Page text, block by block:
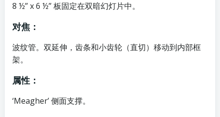
8 ½” x 6 ½” 板固定在双暗幻灯片中。
对焦：
波纹管。双延伸，齿条和小齿轮（直切）移动到内部框
架。
属性：
‘Meagher’ 侧面支撑。